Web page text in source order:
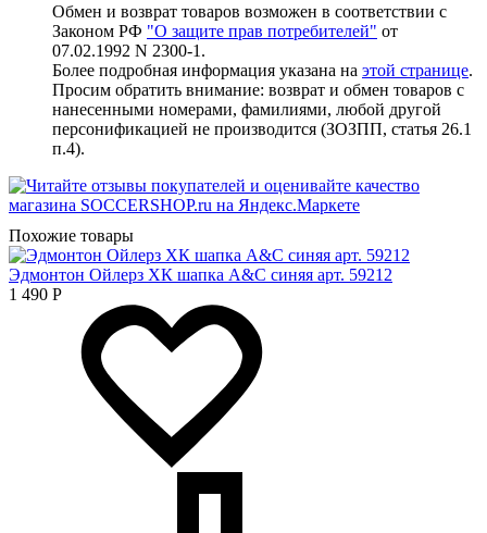
Обмен и возврат товаров возможен в соответствии с
Законом РФ "О защите прав потребителей" от
07.02.1992 N 2300-1.
Более подробная информация указана на этой странице.
Просим обратить внимание: возврат и обмен товаров с
нанесенными номерами, фамилиями, любой другой
персонификацией не производится (ЗОЗПП, статья 26.1
п.4).
Похожие товары
Эдмонтон Ойлерз ХК шапка A&C синяя арт. 59212
1 490 Р